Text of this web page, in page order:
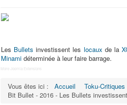
Les Bullets investissent les locaux de la
Minami déterminée à leur faire barrage.
More Joomla Extensions
Vous êtes ici : Accueil Toku-Critiques
Bit Bullet - 2016 - Les Bullets